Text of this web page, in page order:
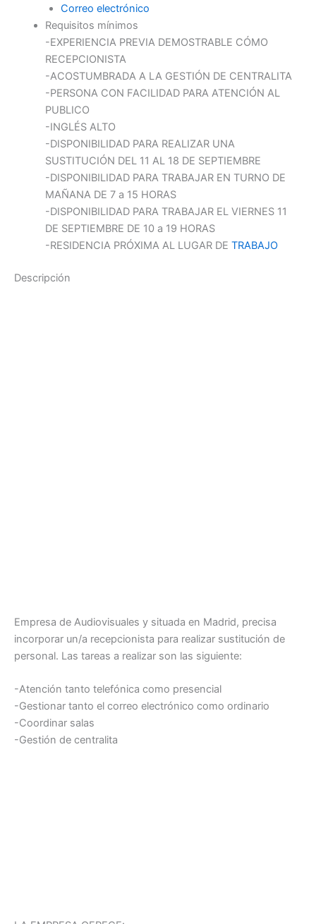
Correo electrónico
Requisitos mínimos
-EXPERIENCIA PREVIA DEMOSTRABLE CÓMO
RECEPCIONISTA
-ACOSTUMBRADA A LA GESTIÓN DE CENTRALITA
-PERSONA CON FACILIDAD PARA ATENCIÓN AL
PUBLICO
-INGLÉS ALTO
-DISPONIBILIDAD PARA REALIZAR UNA
SUSTITUCIÓN DEL 11 AL 18 DE SEPTIEMBRE
-DISPONIBILIDAD PARA TRABAJAR EN TURNO DE
MAÑANA DE 7 a 15 HORAS
-DISPONIBILIDAD PARA TRABAJAR EL VIERNES 11
DE SEPTIEMBRE DE 10 a 19 HORAS
-RESIDENCIA PRÓXIMA AL LUGAR DE TRABAJO
Descripción
Empresa de Audiovisuales y situada en Madrid, precisa
incorporar un/a recepcionista para realizar sustitución de
personal. Las tareas a realizar son las siguiente:
-Atención tanto telefónica como presencial
-Gestionar tanto el correo electrónico como ordinario
-Coordinar salas
-Gestión de centralita